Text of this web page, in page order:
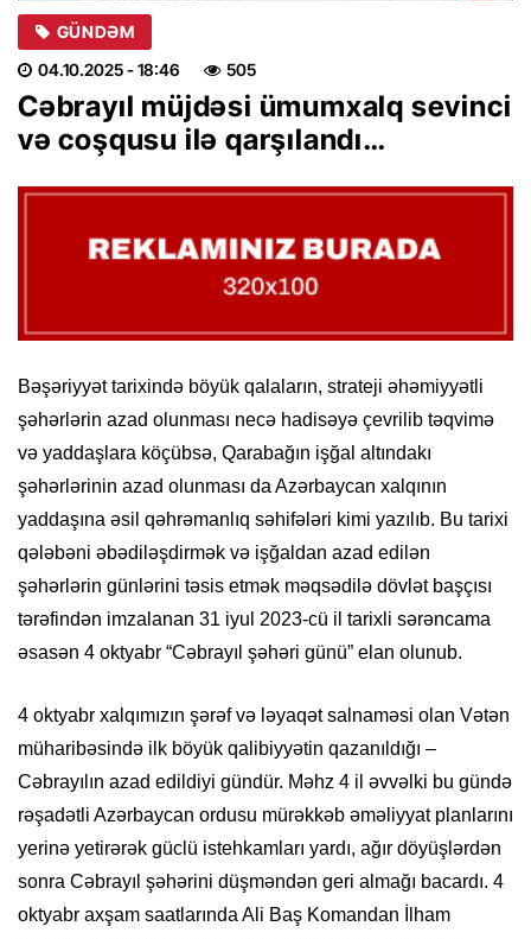
GÜNDƏM
04.10.2025- 18:46 505
Cəbrayıl müjdəsi ümumxalq sevinci
və coşqusu ilə qarşılandı…
Bəşəriyyət tarixində böyük qalaların, strateji əhəmiyyətli
şəhərlərin azad olunması necə hadisəyə çevrilib təqvimə
və yaddaşlara köçübsə, Qarabağın işğal altındakı
şəhərlərinin azad olunması da Azərbaycan xalqının
yaddaşına əsil qəhrəmanlıq səhifələri kimi yazılıb. Bu tarixi
qələbəni əbədiləşdirmək və işğaldan azad edilən
şəhərlərin günlərini təsis etmək məqsədilə dövlət başçısı
tərəfindən imzalanan 31 iyul 2023-cü il tarixli sərəncama
əsasən 4 oktyabr “Cəbrayıl şəhəri günü” elan olunub.
4 oktyabr xalqımızın şərəf və ləyaqət salnaməsi olan Vətən
müharibəsində ilk böyük qalibiyyətin qazanıldığı –
Cəbrayılın azad edildiyi gündür. Məhz 4 il əvvəlki bu gündə
rəşadətli Azərbaycan ordusu mürəkkəb əməliyyat planlarını
yerinə yetirərək güclü istehkamları yardı, ağır döyüşlərdən
sonra Cəbrayıl şəhərini düşməndən geri almağı bacardı. 4
oktyabr axşam saatlarında Ali Baş Komandan İlham